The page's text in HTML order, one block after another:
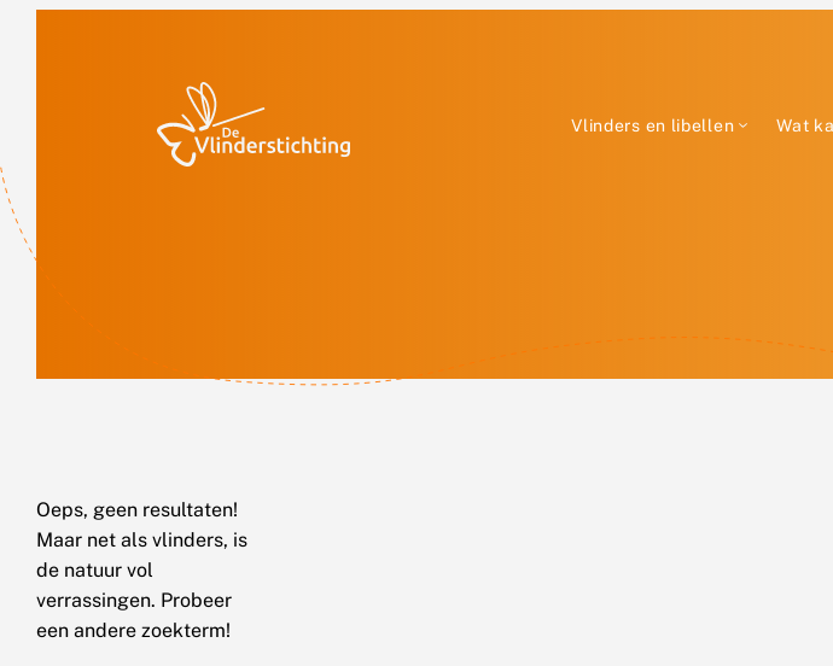
Vlinders en libellen Wat
Oeps, geen resultaten!
Maar net als vlinders, is
de natuur vol
verrassingen. Probeer
een andere zoekterm!